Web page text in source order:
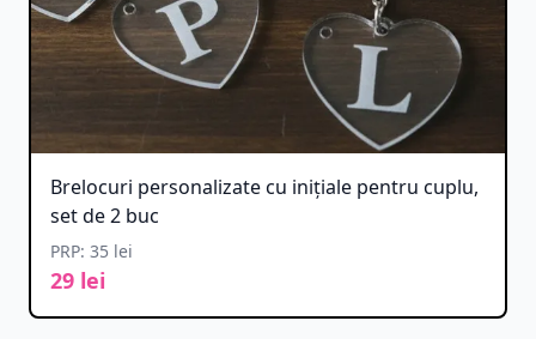
Brelocuri personalizate cu inițiale pentru cuplu,
set de 2 buc
PRP: 35 lei
29 lei